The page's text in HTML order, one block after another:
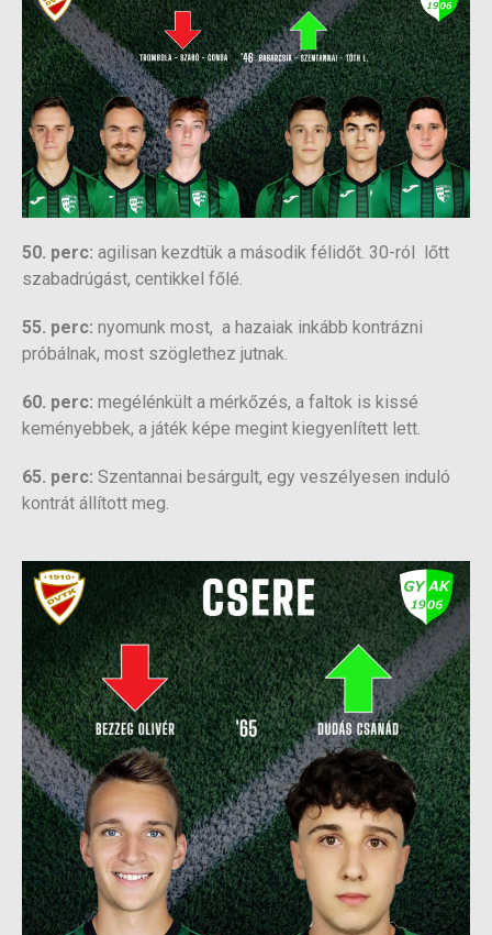
50. perc: agilisan kezdtük a második félidőt. 30-ról lőtt
szabadrúgást, centikkel főlé.
55. perc: nyomunk most, a hazaiak inkább kontrázni
próbálnak, most szöglethez jutnak.
60. perc: megélénkült a mérkőzés, a faltok is kissé
keményebbek, a játék képe megint kiegyenlített lett.
65. perc: Szentannai besárgult, egy veszélyesen induló
kontrát állított meg.